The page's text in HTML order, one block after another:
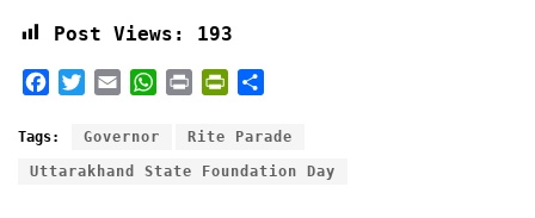
Post Views: 193
c
i
t
a
i
a
i
i
a
r
Tags: Governor Rite Parade
Uttarakhand State Foundation Day